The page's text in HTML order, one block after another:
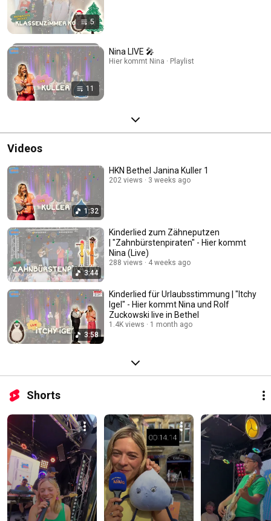
5
11
Nina LIVE 🎤
Hier kommt Nina · Playlist
Videos
1:32
HKN Bethel Janina Kuller 1
202 views 3 weeks ago
3:44
Kinderlied zum Zähneputzen
| "Zahnbürstenpiraten" - Hier kommt
Nina (Live)
288 views 4 weeks ago
3:58
Kinderlied für Urlaubsstimmung | "Itchy
Igel" - Hier kommt Nina und Rolf
Zuckowski live in Bethel
1.4K views 1 month ago
Shorts